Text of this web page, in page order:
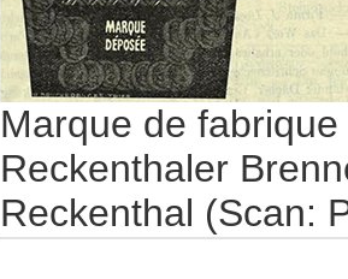
Marque de
Reckenthaler
Reckenthal (Scan: